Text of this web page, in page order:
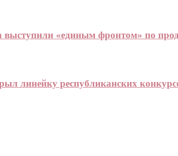
выступили «единым фронтом» по
линейку республиканских